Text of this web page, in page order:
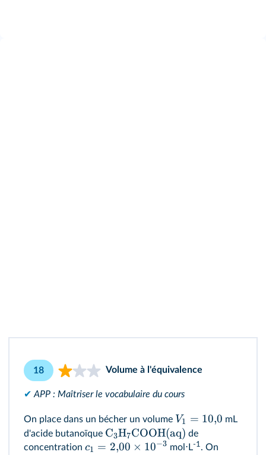
18 Volume à l'équivalence
✔ APP : Maîtriser le vocabulaire du cours
On place dans un bécher un volume V1 = 10,0 mL
d'acide butanoïque C3H7COOH(aq) de
concentration c1 = 2,00 × 10−3 mol⋅L-1. On